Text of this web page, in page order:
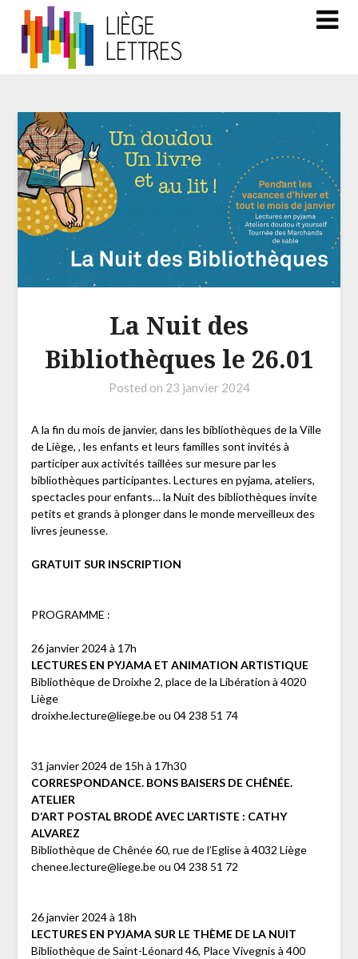
La Nuit des
Bibliothèques le 26.01
Posted on 23 janvier 2024
A la fin du mois de janvier, dans les bibliothèques de la Ville
de Liège, , les enfants et leurs familles sont invités à
participer aux activités taillées sur mesure par les
bibliothèques participantes. Lectures en pyjama, ateliers,
spectacles pour enfants… la Nuit des bibliothèques invite
petits et grands à plonger dans le monde merveilleux des
livres jeunesse.
GRATUIT SUR INSCRIPTION
PROGRAMME :
26 janvier 2024 à 17h
LECTURES EN PYJAMA ET ANIMATION ARTISTIQUE
Bibliothèque de Droixhe 2, place de la Libération à 4020
Liège
droixhe.lecture@liege.be ou 04 238 51 74
31 janvier 2024 de 15h à 17h30
CORRESPONDANCE. BONS BAISERS DE CHÊNÉE.
ATELIER
D‘ART POSTAL BRODÉ AVEC L’ARTISTE : CATHY
ALVAREZ
Bibliothèque de Chênée 60, rue de l’Eglise à 4032 Liège
chenee.lecture@liege.be ou 04 238 51 72
26 janvier 2024 à 18h
LECTURES EN PYJAMA SUR LE THÈME DE LA NUIT
Bibliothèque de Saint-Léonard 46, Place Vivegnis à 400